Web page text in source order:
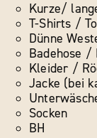
Kurze/
T-Shirts /
Dünne
Badehose /
Kleider /
Jacke (bei
Socken
BH